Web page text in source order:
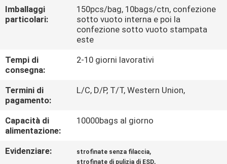
CONTATTICI
NOTIZIE
RICHIEDA
UNA
CITAZIONE
MAPPA
Imballaggi
particolari:
150pcs/bag, 10bags/ctn, confezione
sotto vuoto interna e poi la
confezione sotto vuoto stampata
este
Tempi di
consegna:
2-10 giorni lavorativi
Termini di
pagamento:
L/C, D/P, T/T, Western Union,
Capacità di
alimentazione:
10000bags al giorno
Evidenziare: strofinate senza filaccia,
strofinate di pulizia di ESD,